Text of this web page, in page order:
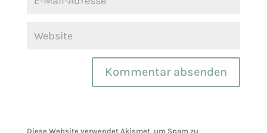
Diese Website verwendet Akismet, um Spam zu